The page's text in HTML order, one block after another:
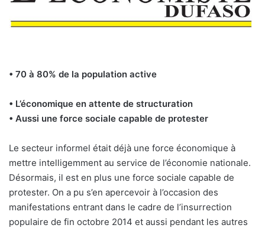
• 70 à 80% de la population active
• L’économique en attente de structuration
• Aussi une force sociale capable de protester
Le secteur informel était déjà une force économique à
mettre intelligemment au service de l’économie nationale.
Désormais, il est en plus une force sociale capable de
protester. On a pu s’en apercevoir à l’occasion des
manifestations entrant dans le cadre de l’insurrection
populaire de fin octobre 2014 et aussi pendant les autres